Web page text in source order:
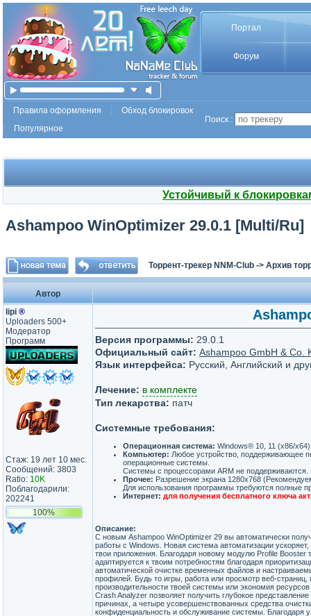
Портал
Форум
Правила оформления
Обход блокировок
Популярное
Поиск :
Устойчивый к
Ashampoo WinOptimizer 29.0.1 [Multi/Ru]
Торрент-трекер NNM-Club -> Архив
Автор
lipi ®
Uploaders 500+
Модератор
Программ
Стаж: 19 лет 10 мес.
Сообщений: 3803
Ratio: 10K
Поблагодарили:
202241
100%
Версия программы: 29.0.1
Официальный сайт: Ashampoo GmbH & Co.
Язык интерфейса: Русский, Английский и
Лечение: в комплекте
Тип лекарства: патч
Системные требования:
Операционная система: Windows® 10, 11 (x86/x64)
Компьютер: Любое устройство, поддерживающее
операционные системы.
Системы с процессорами ARM не поддерживаются.
Прочее: Разрешение экрана 1280x768
Для использования программы требуются полные
Интернет: для получения бесплатного ключа
Описание:
С новым Ashampoo WinOptimizer 29 вы автоматически
работы с Windows. Новая система автоматизации
твои приложения. Благодаря новому модулю Profile Booster
адаптируется к твоим потребностям благодаря
автоматической очистке временных файлов и
профилей. Будь то игры, работа или просмотр веб-
производительности твоей системы или экономия
Crash Analyzer позволяет получить глубокое
причинах, а четыре усовершенствованных средства
конфиденциальность и обслуживание системы. Благодаря